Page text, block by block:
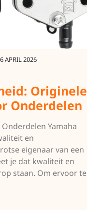
APRIL 2026
Originele
Onderdelen
Yamaha
en
eigenaar van een
je dat kwaliteit en
staan. Om ervoor te